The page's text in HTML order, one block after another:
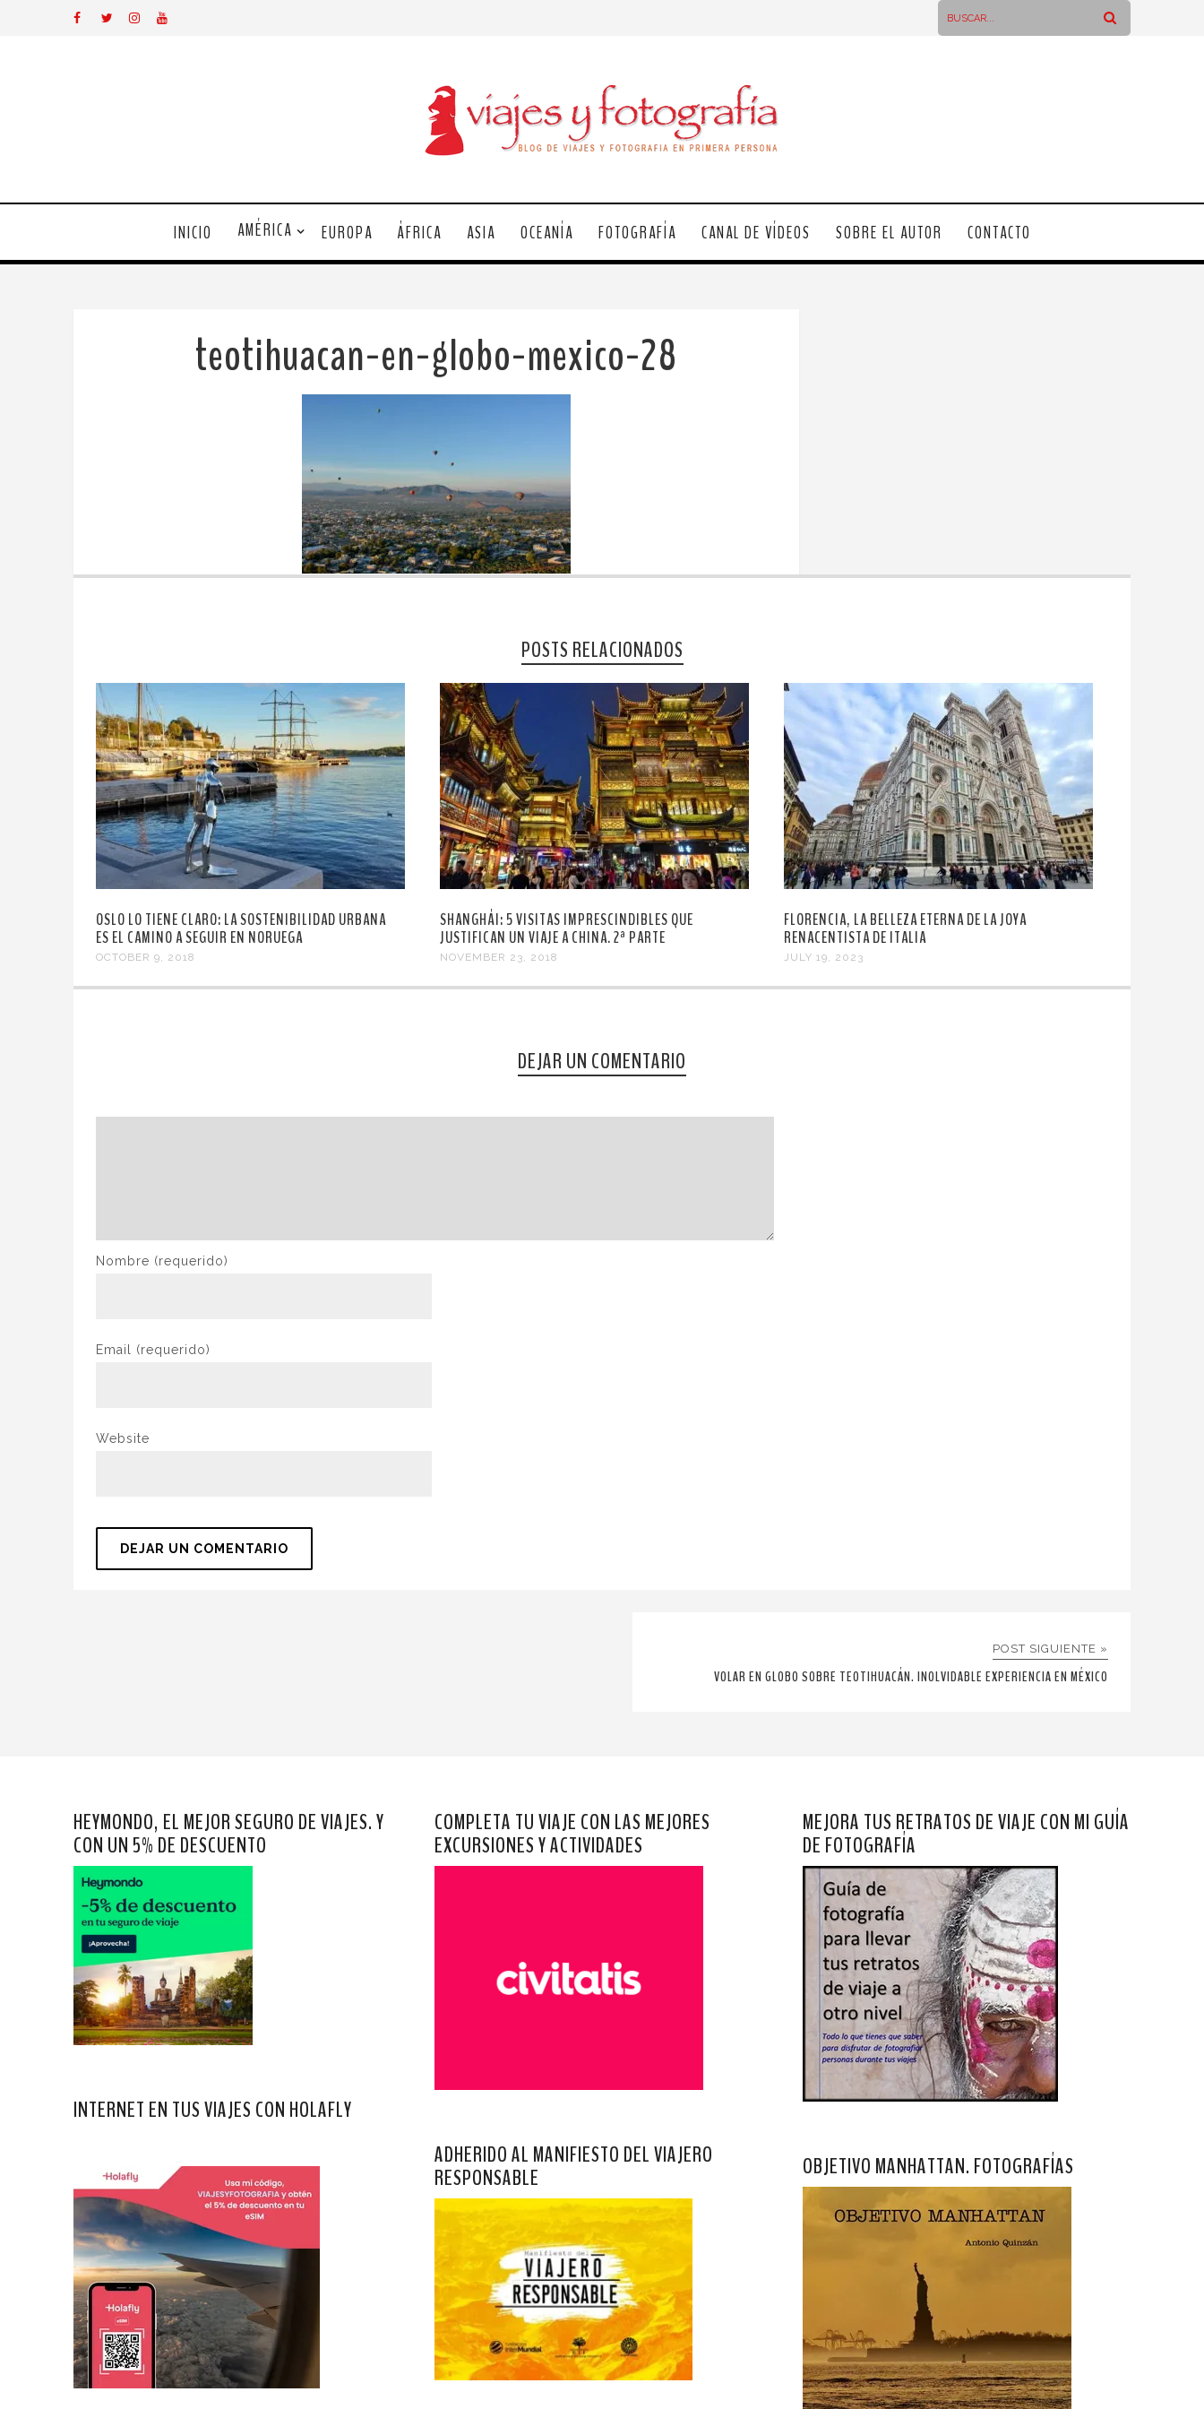
INICIO AMÉRICA EUROPA ÁFRICA ASIA OCEANÍA FOTOGRAFÍA CANAL DE VÍDEOS SOBRE EL AUTOR CONTACTO
teotihuacan-en-globo-mexico-28
POSTS RELACIONADOS
OSLO LO TIENE CLARO: LA SOSTENIBILIDAD URBANA
ES EL CAMINO A SEGUIR EN NORUEGA
OCTOBER 9, 2018
SHANGHÁI: 5 VISITAS IMPRESCINDIBLES QUE
JUSTIFICAN UN VIAJE A CHINA. 2ª PARTE
NOVEMBER 23, 2018
FLORENCIA, LA BELLEZA ETERNA DE LA JOYA
RENACENTISTA DE ITALIA
JULY 19, 2023
DEJAR UN COMENTARIO
Nombre (requerido)
Email (requerido)
Website
POST SIGUIENTE »
VOLAR EN GLOBO SOBRE TEOTIHUACÁN. INOLVIDABLE EXPERIENCIA EN MÉXICO
HEYMONDO, EL MEJOR SEGURO DE VIAJES. Y
CON UN 5% DE DESCUENTO
INTERNET EN TUS VIAJES CON HOLAFLY
COMPLETA TU VIAJE CON LAS MEJORES
EXCURSIONES Y ACTIVIDADES
ADHERIDO AL MANIFIESTO DEL VIAJERO
RESPONSABLE
MEJORA TUS RETRATOS DE VIAJE CON MI GUÍA
DE FOTOGRAFÍA
OBJETIVO MANHATTAN. FOTOGRAFÍAS